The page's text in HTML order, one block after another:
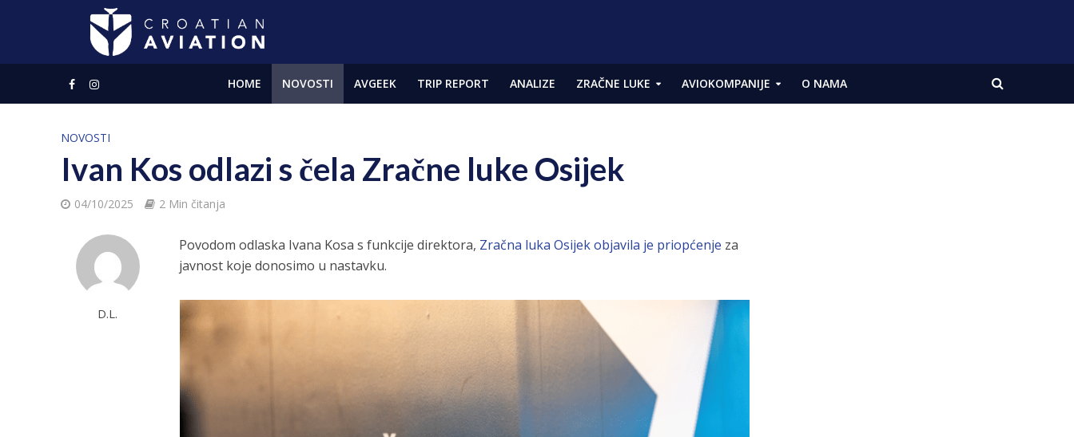
HOME NOVOSTI AVGEEK TRIP REPORT ANALIZE ZRAČNE LUKE AVIOKOMPANIJE O NAMA
NOVOSTI
Ivan Kos odlazi s čela Zračne luke Osijek
04/10/2025 2 Min čitanja
D.L.
Povodom odlaska Ivana Kosa s funkcije direktora, Zračna luka Osijek objavila je priopćenje za
javnost koje donosimo u nastavku.